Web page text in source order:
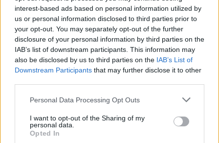
interest-based ads based on personal information utilized by
us or personal information disclosed to third parties prior to
your opt-out. You may separately opt-out of the further
disclosure of your personal information by third parties on the
IAB’s list of downstream participants. This information may
also be disclosed by us to third parties on the IAB’s List of
Downstream Participants that may further disclose it to other
Please note that this website/app uses one or more Google
not limited to your visit or usage behaviour. You may click to
grant or deny consent to Google and its third-party tags to
use your data for below specified purposes in below Google
Personal Data Processing Opt Outs
I want to opt-out of the Sharing of my
personal data.
Opted In
08. 02.
SOKAN ROSSZUL TÁROLJÁK A GYÓGYSZEREIKET –
EMIATT CSÖKKENHET A HATÁSUK
Érdemes odafigyelni rá
08. 01.
EGYRE TÖBB FIATALNÁL JELENTKEZIK EZ A
VITAMINHIÁNY – ILYEN JELEKRE FIGYELJ
07. 31.
NEM A CITROMSAV, AZ ECET VAGY A
SZÓDABIKARBÓNA A LEGERŐSEBB: EZT HASZNÁLJÁK A
SZÁLLODÁKBAN A VÍZKŐ ELLEN
Ez a szer tényleg eltünteti a vízkövet